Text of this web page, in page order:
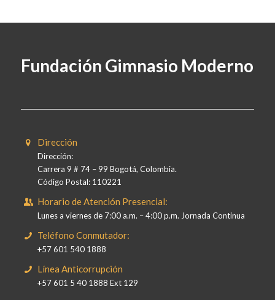
Fundación Gimnasio Moderno
Dirección
Dirección:
Carrera 9 # 74 – 99 Bogotá, Colombia.
Código Postal: 110221
Horario de Atención Presencial:
Lunes a viernes de 7:00 a.m. – 4:00 p.m. Jornada Continua
Teléfono Conmutador:
+57 601 540 1888
Línea Anticorrupción
+57 601 5 40 1888 Ext 129